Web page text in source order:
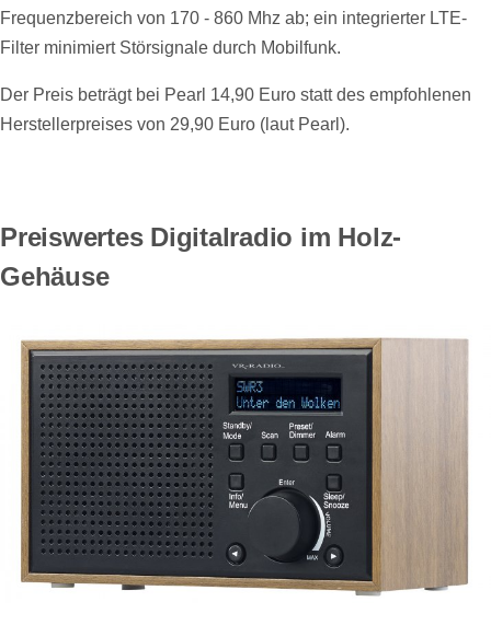
Frequenzbereich von 170 - 860 Mhz ab; ein integrierter LTE-
Filter minimiert Störsignale durch Mobilfunk.
Der Preis beträgt bei Pearl 14,90 Euro statt des empfohlenen
Herstellerpreises von 29,90 Euro (laut Pearl).
Preiswertes Digitalradio im Holz-
Gehäuse